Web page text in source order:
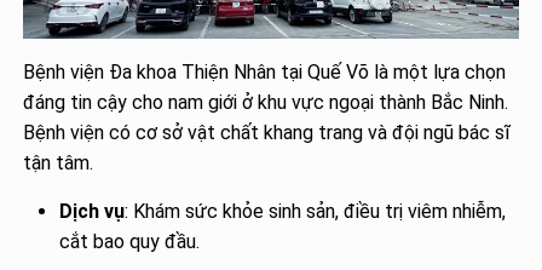
Bệnh viện Đa khoa Thiện Nhân tại Quế Võ là một lựa chọn
đáng tin cậy cho nam giới ở khu vực ngoại thành Bắc Ninh.
Bệnh viện có cơ sở vật chất khang trang và đội ngũ bác sĩ
tận tâm.
Dịch vụ: Khám sức khỏe sinh sản, điều trị viêm nhiễm,
cắt bao quy đầu.